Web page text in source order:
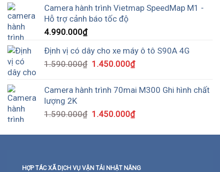
Camera hành trình Vietmap SpeedMap M1 -
Hỗ trợ cảnh báo tốc độ
4.990.000₫
Định vị có dây cho xe máy ô tô S90A 4G
1.590.000₫ 1.450.000₫
Camera hành trình 70mai M300 Ghi hình chất
lượng 2K
1.590.000₫ 1.450.000₫
HỢP TÁC XÃ DỊCH VỤ VẬN TẢI NHẬT NĂNG